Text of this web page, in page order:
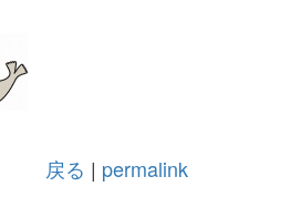
戻る | permalink